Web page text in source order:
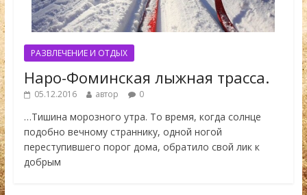
РАЗВЛЕЧЕНИЕ И ОТДЫХ
Наро-Фоминская лыжная трасса.
05.12.2016 автор 0
…Тишина морозного утра. То время, когда солнце
подобно вечному страннику, одной ногой
переступившего порог дома, обратило свой лик к
добрым